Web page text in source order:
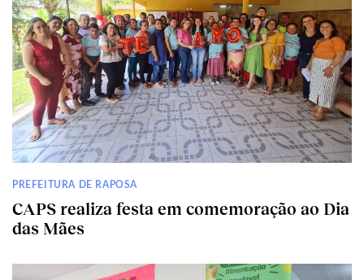
PREFEITURA DE RAPOSA
CAPS realiza festa em comemoração ao Dia
das Mães